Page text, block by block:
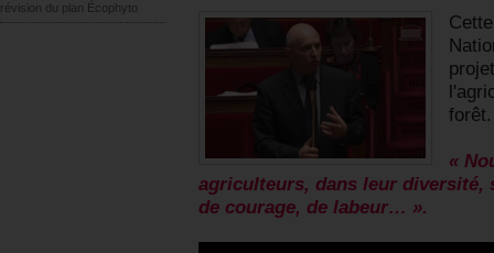
révision du plan Écophyto
forêt.
«
agriculteurs, dans leur diversité,
de courage, de labeur… ».